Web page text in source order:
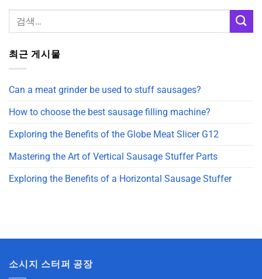
최근 게시물
Can a meat grinder be used to stuff sausages?
How to choose the best sausage filling machine?
Exploring the Benefits of the Globe Meat Slicer G12
Mastering the Art of Vertical Sausage Stuffer Parts
Exploring the Benefits of a Horizontal Sausage Stuffer
소시지 스터퍼 공장